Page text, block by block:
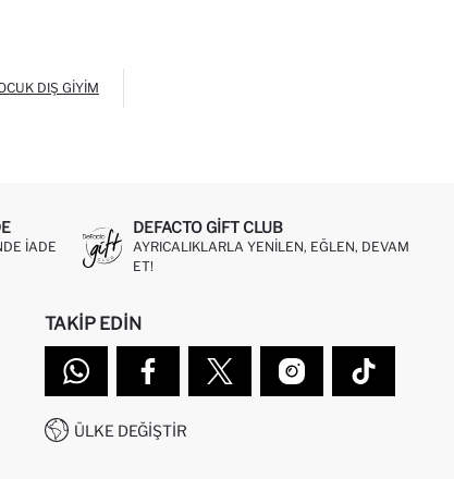
DIŞ GIYIM
IADE
DEFACTO GIFT CLUB
AYRICALIKLARLA YENILEN, EĞLEN, DEVAM
ET!
TAKIP EDIN
ÜLKE DEĞIŞTIR